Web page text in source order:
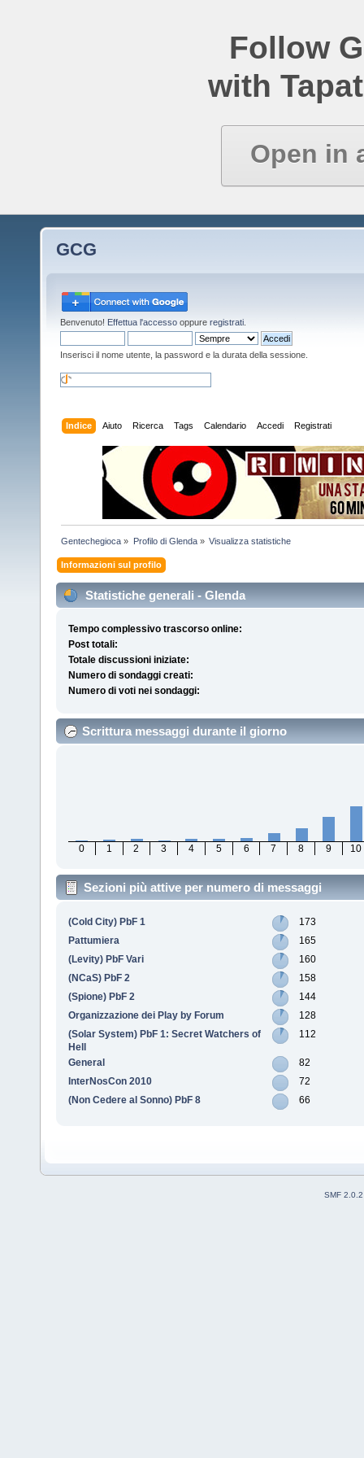
Follow
with
Open in
GCG
Benvenuto! Effettua l'accesso oppure registrati
Inserisci il nome utente, la password e la durata della sessione.
Indice Aiuto Ricerca Tags Calendario Accedi Registrati
Gentechegioca » Profilo di Glenda» Visualizza statistiche
Informazioni sul profilo
Statistiche generali - Glenda
Tempo complessivo trascorso online:
Post totali:
Totale discussioni iniziate:
Numero di sondaggi creati:
Numero di voti nei sondaggi:
Scrittura messaggi durante il giorno
0 1 2 3 4 5 6 7 8 9 10
Sezioni più attive per numero di messaggi
(Cold City) PbF 1
173
Pattumiera
165
(Levity) PbF Vari
160
(NCaS) PbF 2
158
(Spione) PbF 2
144
Organizzazione dei Play by Forum
128
(Solar System) PbF 1: Secret Watchers of
Hell
112
General
82
InterNosCon 2010
72
(Non Cedere al Sonno) PbF 8
66
SMF 2.0.2